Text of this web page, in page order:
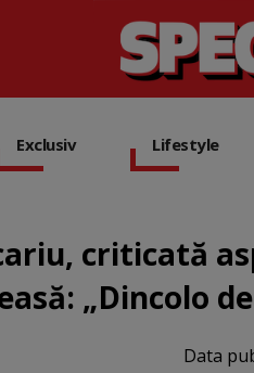
Exclusiv Lifestyle
criticată
„Dincolo
Data